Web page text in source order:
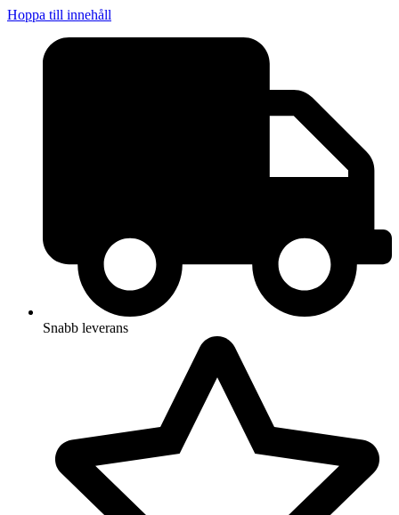
Hoppa till innehåll
Snabb leverans